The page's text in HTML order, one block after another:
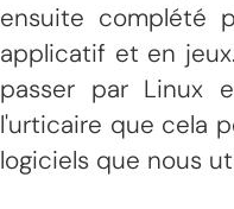
ensuite complété
applicatif et en
passer par Linux
l'urticaire que cela
logiciels que nous